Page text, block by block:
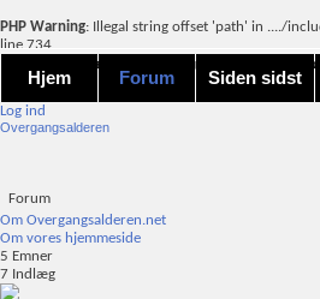
PHP Warning: Illegal string offset 'path' in ..../
line 734
Hjem Forum
Forum forside
Siden sidst
Activity Stream Nye indlæg Mark Forums Read
Avanceret søgning Google søgning
Log ind
Overgangsalderen
Forum
Om Overgangsalderen.net
Om vores hjemmeside
5 Emner
7 Indlæg